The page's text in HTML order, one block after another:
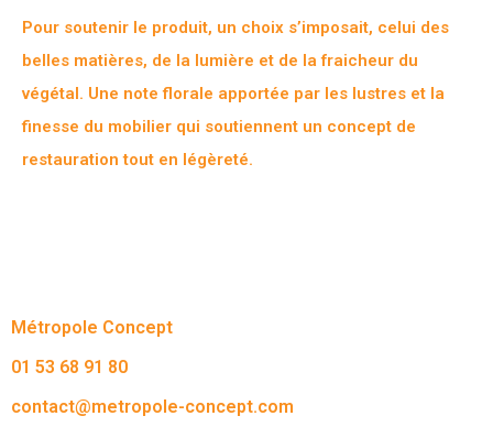
Pour soutenir le produit, un choix s’imposait, celui des
belles matières, de la lumière et de la fraicheur du
végétal. Une note florale apportée par les lustres et la
finesse du mobilier qui soutiennent un concept de
restauration tout en légèreté.
Métropole Concept
01 53 68 91 80
contact@metropole-concept.com